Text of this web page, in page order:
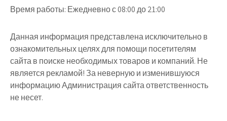
Время работы: Ежедневно с 08:00 до 21:00
Данная информация представлена исключительно в
ознакомительных целях для помощи посетителям
сайта в поиске необходимых товаров и компаний. Не
является рекламой! За неверную и изменившуюся
информацию Администрация сайта ответственность
не несет.